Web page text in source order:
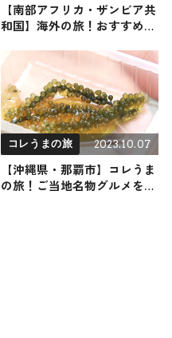
【南部アフリカ・ザンビア共
和国】海外の旅！おすすめ観
ト
コレうまの旅 2023.10.07
【沖縄県・那覇市】コレうま
の旅！ご当地名物グルメをお